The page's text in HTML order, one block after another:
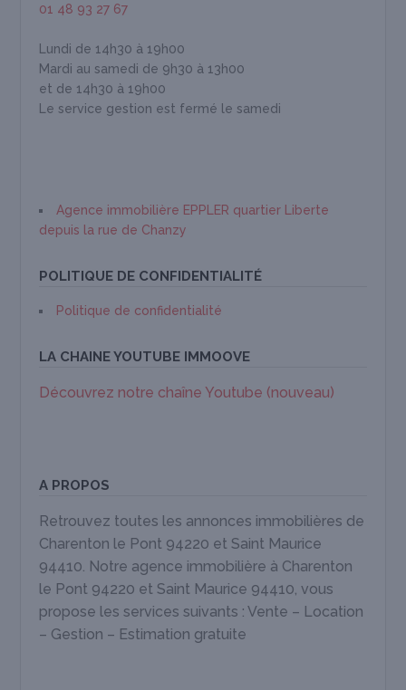
01 48 93 27 67
Lundi de 14h30 à 19h00
Mardi au samedi de 9h30 à 13h00
et de 14h30 à 19h00
Le service gestion est fermé le samedi
Agence immobilière EPPLER quartier Liberte
depuis la rue de Chanzy
POLITIQUE DE CONFIDENTIALITÉ
Politique de confidentialité
LA CHAINE YOUTUBE IMMOOVE
Découvrez notre chaîne Youtube (nouveau)
A PROPOS
Retrouvez toutes les annonces immobilières de
Charenton le Pont 94220 et Saint Maurice
94410. Notre agence immobilière à Charenton
le Pont 94220 et Saint Maurice 94410, vous
propose les services suivants : Vente – Location
– Gestion – Estimation gratuite